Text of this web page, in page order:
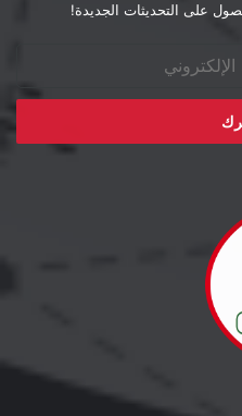
على التحديثات الجديدة!